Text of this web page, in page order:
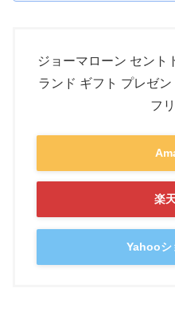
ジョーマローン セント
ランド ギフト プレゼ
フ
楽
Yahooシ